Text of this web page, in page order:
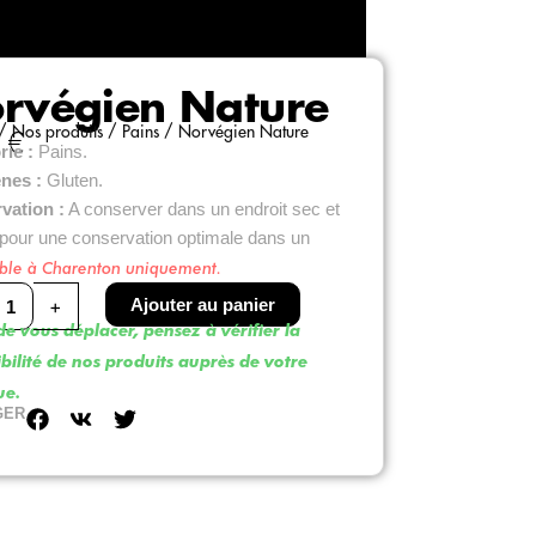
Nature
Nos produits / Pains / Norvégien Nature
€ : Pains.
: Gluten.
: A conserver dans un endroit sec et
une conservation optimale dans un
à Charenton uniquement.
+ Ajouter au panier
vous déplacer, pensez à vérifier la
de nos produits auprès de votre